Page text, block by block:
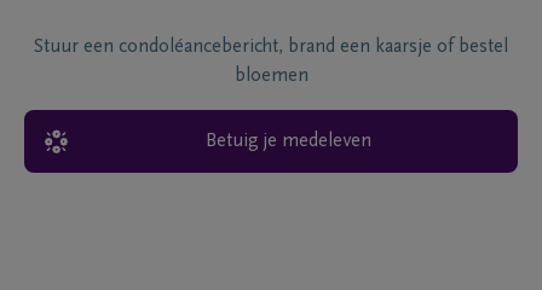
Stuur een condoléancebericht, brand een kaarsje of bestel
bloemen
Betuig je medeleven